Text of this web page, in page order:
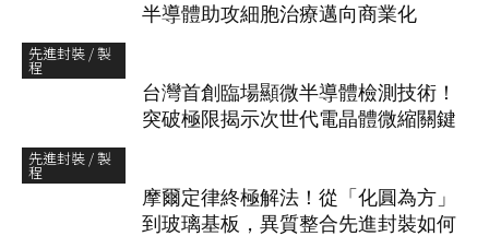
半導體助攻細胞治療邁向商業化
先進封裝 / 製
程
台灣首創臨場顯微半導體檢測技術！
突破極限揭示次世代電晶體微縮關鍵
先進封裝 / 製
程
摩爾定律終極解法！從「化圓為方」
到玻璃基板，異質整合先進封裝如何